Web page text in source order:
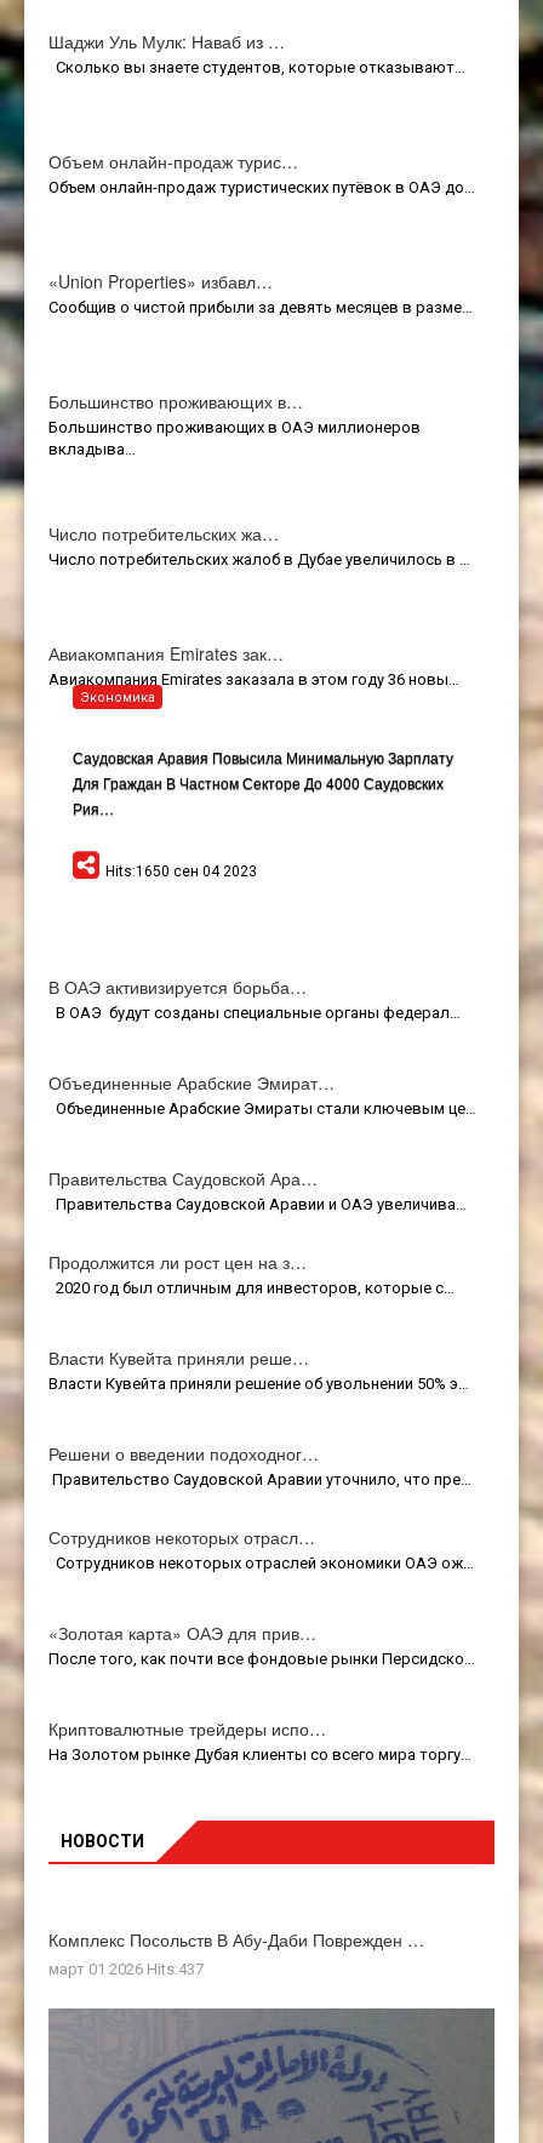
Шаджи Уль Мулк: Наваб из …
Сколько вы знаете студентов, которые отказывают…
Объем онлайн-продаж турис…
Объем онлайн-продаж туристических путёвок в ОАЭ до…
«Union Properties» избавл…
Сообщив о чистой прибыли за девять месяцев в разме…
Большинство проживающих в…
Большинство проживающих в ОАЭ миллионеров
вкладыва…
Число потребительских жа…
Число потребительских жалоб в Дубае увеличилось в …
Авиакомпания Emirates зак…
Авиакомпания Emirates заказала в этом году 36 новы…
Саудовская Аравия Повысила Минимальную Зарплату
Для Граждан В Частном Секторе До 4000 Саудовских
Рия…
Hits:1650 сен 04 2023
Экономика
В ОАЭ активизируется борьба…
В ОАЭ будут созданы специальные органы федерал…
Объединенные Арабские Эмират…
Объединенные Арабские Эмираты стали ключевым це…
Правительства Саудовской Ара…
Правительства Саудовской Аравии и ОАЭ увеличива…
Продолжится ли рост цен на з…
2020 год был отличным для инвесторов, которые с…
Власти Кувейта приняли реше…
Власти Кувейта приняли решение об увольнении 50% э…
Решени о введении подоходног…
Правительство Саудовской Аравии уточнило, что пре…
Сотрудников некоторых отрасл…
Сотрудников некоторых отраслей экономики ОАЭ ож…
«Золотая карта» ОАЭ для прив…
После того, как почти все фондовые рынки Персидско…
Криптовалютные трейдеры испо…
На Золотом рынке Дубая клиенты со всего мира торгу…
НОВОСТИ
Комплекс Посольств В Абу-Даби Поврежден …
март 01 2026 Hits:437